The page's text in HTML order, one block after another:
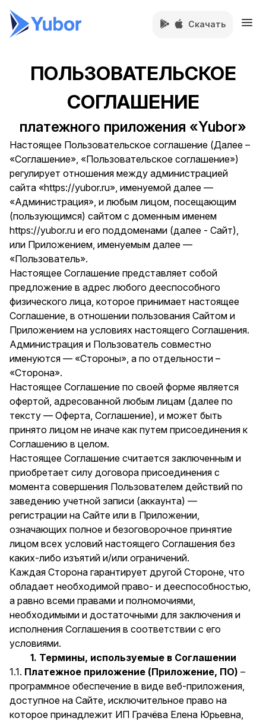
Скачать
ПОЛЬЗОВАТЕЛЬСКОЕ
СОГЛАШЕНИЕ
платежного приложения «Yubor»
Настоящее Пользовательское соглашение (Далее –
«Соглашение», «Пользовательское соглашение»)
регулирует отношения между администрацией
сайта «https://yubor.ru», именуемой далее —
«Администрация», и любым лицом, посещающим
(пользующимся) сайтом с доменным именем
https://yubor.ru и его поддоменами (далее - Сайт),
или Приложением, именуемым далее —
«Пользователь».
Настоящее Соглашение представляет собой
предложение в адрес любого дееспособного
физического лица, которое принимает настоящее
Соглашение, в отношении пользования Сайтом и
Приложением на условиях настоящего Соглашения.
Администрация и Пользователь совместно
именуются — «Стороны», а по отдельности –
«Сторона».
Настоящее Соглашение по своей форме является
офертой, адресованной любым лицам (далее по
тексту — Оферта, Соглашение), и может быть
принято лицом не иначе как путем присоединения к
Соглашению в целом.
Настоящее Соглашение считается заключенным и
приобретает силу договора присоединения с
момента совершения Пользователем действий по
заведению учетной записи (аккаунта) —
регистрации на Сайте или в Приложении,
означающих полное и безоговорочное принятие
лицом всех условий настоящего Соглашения без
каких-либо изъятий и/или ограничений.
Каждая Сторона гарантирует другой Стороне, что
обладает необходимой право- и дееспособностью,
а равно всеми правами и полномочиями,
необходимыми и достаточными для заключения и
исполнения Соглашения в соответствии с его
условиями.
1. Термины, используемые в Соглашении
1.1. Платежное приложение (Приложение, ПО) –
программное обеспечение в виде веб-приложения,
доступное на Сайте, исключительное право на
которое принадлежит ИП Грачёва Елена Юрьевна,